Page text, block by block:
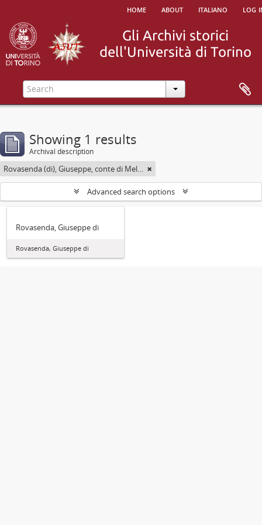
home about italiano log
Showing 1 results
Archival description
Rovasenda (di), Giuseppe, conte di Melle <1824-1913>
Advanced search options
Rovasenda, Giuseppe di
Rovasenda, Giuseppe di